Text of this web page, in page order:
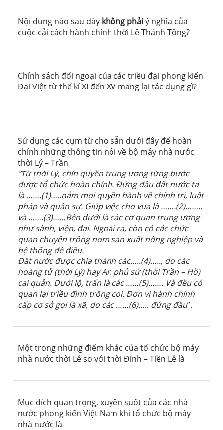
Nội dung nào sau đây không phảiý nghĩa của
cuộc cải cách hành chính thời Lê Thánh Tông?
Chính sách đối ngoại của các triều đại phong kiến
Đại Việt từ thế kỉ XI đến XV mang lại tác dụng gì?
Sử dụng các cụm từ cho sẵn dưới đây để hoàn
chỉnh những thông tin nói về bộ máy nhà nước
thời Lý – Trần
“Từ thời Lý, chín quyền trung ương từng bước
được tổ chức hoàn chỉnh. Đứng đầu đất nước ta
là …….(1)…..nắm mọi quyền hành về chính trị, luật
pháp và quân sự. Giúp việc cho vua là …….(2)……..
và …….(3)……Bên dưới là các cơ quan trung ương
như sành, viện, đại. Ngoài ra, còn có các chức
quan chuyên trông nom sản xuất nông nghiệp và
hệ thống đê điều.
Đất nước được chia thành các…..(4)….., do các
hoàng tử (thời Lý) hay An phủ sứ (thời Trần – Hồ)
cai quản. Dưới lộ, trấn là các ……(5)……. Và đều có
quan lại triều đình trông coi. Đơn vị hành chính
cấp cơ sở gọi là xã, do các ……(6)….. đứng đầu”.
Một trong những điểm khác của tổ chức bộ máy
nhà nước thời Lê so với thời Đinh – Tiền Lê là
Mục đích quan trọng, xuyên suốt của các nhà
nước phong kiến Việt Nam khi tổ chức bộ máy
nhà nước là